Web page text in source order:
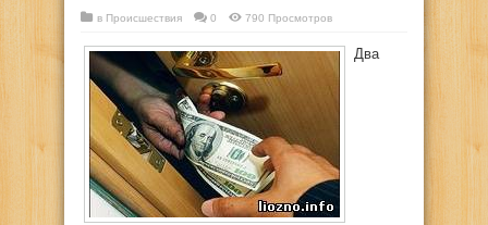
в Происшествия 0 790 Просмотров
Два